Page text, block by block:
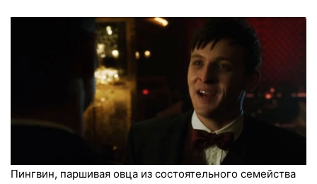
Пингвин, паршивая овца из состоятельного семейства